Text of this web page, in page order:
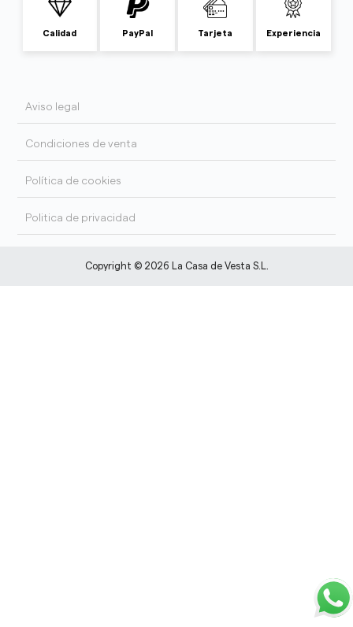
Calidad PayPal Tarjeta Experiencia
Aviso legal
Condiciones de venta
Política de cookies
Politica de privacidad
Copyright © 2026 La Casa de Vesta S.L.